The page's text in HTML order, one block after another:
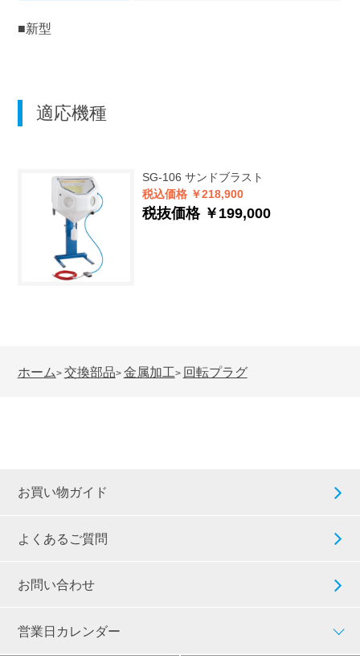
■新型
適応機種
SG-106 サンドブラスト
税込価格 ￥218,900
税抜価格 ￥199,000
ホーム> 交換部品> 金属加工> 回転プラグ
お買い物ガイド
よくあるご質問
お問い合わせ
営業日カレンダー